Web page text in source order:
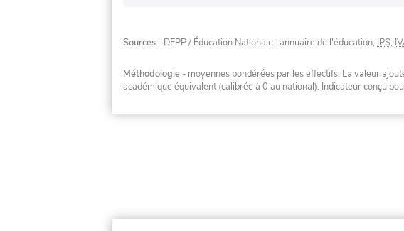
Sources - DEPP / Éducation Nationale : annuaire de l'éducation, IPS,
Méthodologie - moyennes pondérées par les effectifs. La valeur
académique équivalent (calibrée à 0 au national). Indicateur conçu